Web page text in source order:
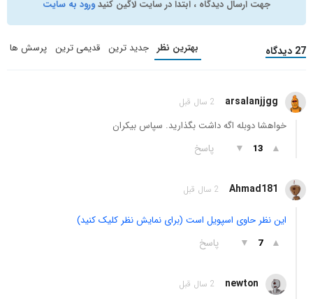
جهت ارسال دیدگاه ، ابتدا در سایت لاگین کنیدورود به سایت
27 دیدگاه بهترین نظر جدید ترین قدیمی ترین پرسش ها
arsalanjjgg 2 سال قبل
خواهشا دوبله اگه داشت بگذارید. سپاس بیکران
▲
13
▼ پاسخ
Ahmad181 2 سال قبل
این نظر حاوی اسپویل است (برای نمایش نظر کلیک کنید)
▲
7
▼ پاسخ
newton 2 سال قبل